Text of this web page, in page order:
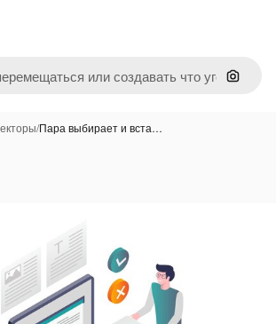
Поиск
/Пара выбирает и вста…